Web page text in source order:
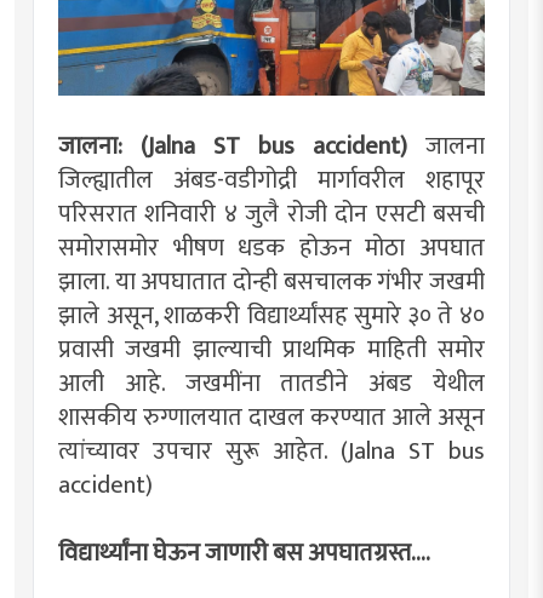
जालना: (Jalna ST bus accident) जालना
जिल्ह्यातील अंबड-वडीगोद्री मार्गावरील शहापूर
परिसरात शनिवारी ४ जुलै रोजी दोन एसटी बसची
समोरासमोर भीषण धडक होऊन मोठा अपघात
झाला. या अपघातात दोन्ही बसचालक गंभीर जखमी
झाले असून, शाळकरी विद्यार्थ्यांसह सुमारे ३० ते ४०
प्रवासी जखमी झाल्याची प्राथमिक माहिती समोर
आली आहे. जखमींना तातडीने अंबड येथील
शासकीय रुग्णालयात दाखल करण्यात आले असून
त्यांच्यावर उपचार सुरू आहेत. (Jalna ST bus
accident)
विद्यार्थ्यांना घेऊन जाणारी बस अपघातग्रस्त....